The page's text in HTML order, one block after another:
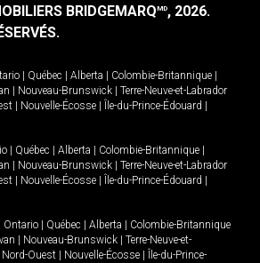
BRIDGEMARQMD, 2026.
Québec Alberta Colombie-Britannique
Nouveau-Brunswick
Terre-Neuve-et-Labrador
Nouvelle-Écosse Île-du-Prince-Édouard
Québec Alberta Colombie-Britannique
Nouveau-Brunswick
Terre-Neuve-et-Labrador
Nouvelle-Écosse Île-du-Prince-Édouard
Ontario Québec Alberta
Colombie-Britannique
Nouveau-Brunswick
Terre-Neuve-et-
Ouest Nouvelle-Écosse
Île-du-Prince-